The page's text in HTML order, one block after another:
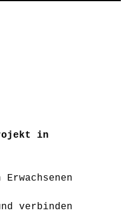
in
verbinden